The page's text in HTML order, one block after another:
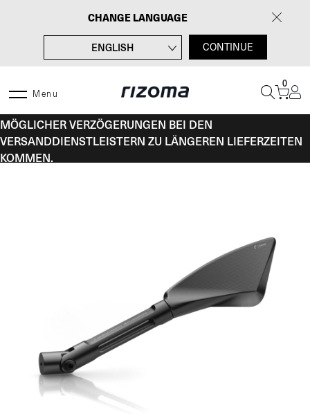
CHANGE LANGUAGE
ENGLISH
ITALIANO
ESPAÑOL
CONTINUE
Menu
0
MÖGLICHER VERZÖGERUNGEN BEI DEN
VERSANDDIENSTLEISTERN ZU LÄNGEREN LIEFERZEITEN
KOMMEN.